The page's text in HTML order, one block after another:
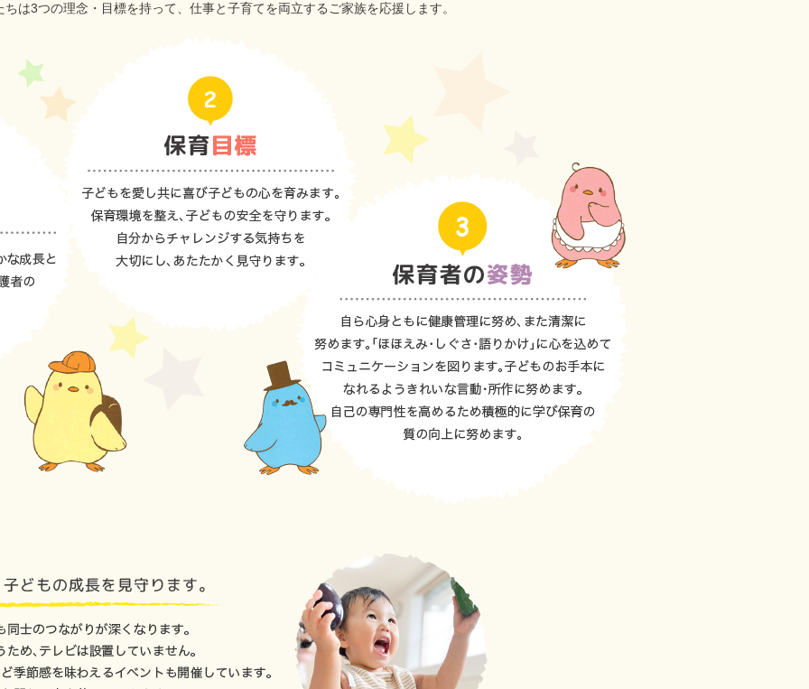
ちは3つの理念・目標を持って、仕事と子育てを両立するご家族を応援します。